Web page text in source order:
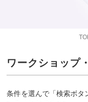
ワークショップ
条件を選んで「検索ボタ